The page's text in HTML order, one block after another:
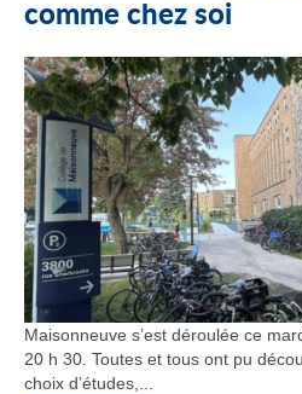
comme chez soi
Maisonneuve s’est déroulée ce
20 h 30. Toutes et tous ont pu
choix d’études,...